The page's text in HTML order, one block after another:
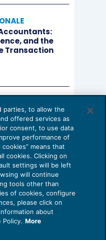
tutto ciò di cui ha
qualcosa inceppa
sempre funzionato
sensazione lo spinge
che gli prende lo
Un vuoto a cui
che gli impedisce di
di prima. È per
altra soluzione al
di allontanarsi per
con un gruppo di
poco familiare da
giusta distanza per
Ciò che non si
da uno dei suoi
ragazza dai lunghi
and the
Transaction
le
Dovier
parties, to allow the
offered services as
consent, to use data
performance of
means that
cookies. Clicking on
settings will be left
will continue
tools other than
of cookies, configure
please click on
about
Policy. More